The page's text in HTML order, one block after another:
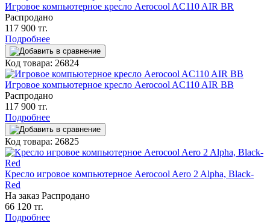
Игровое компьютерное кресло Aerocool AC110 AIR BR
Распродано
117 900 тг.
Подробнее
Код товара: 26824
Игровое компьютерное кресло Aerocool AC110 AIR BB
Распродано
117 900 тг.
Подробнее
Код товара: 26825
Кресло игровое компьютерное Aerocool Aero 2 Alpha, Black-
Red
На заказ Распродано
66 120 тг.
Подробнее